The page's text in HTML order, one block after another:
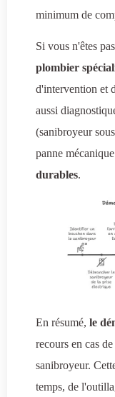
minimum de
Si vous n'êtes
plombier
d'intervention et
aussi
(sanibroyeur
panne
durables.
En résumé, le
recours en cas de
sanibroyeur.
temps, de